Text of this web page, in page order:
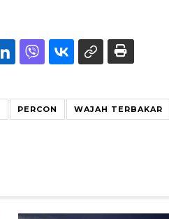
PERCON WAJAH TERBAKAR
15